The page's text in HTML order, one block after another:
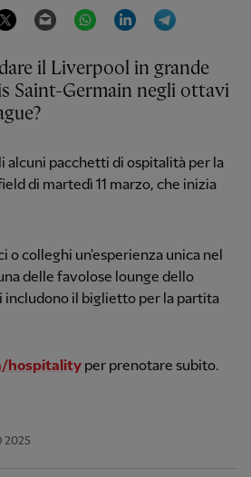
Twitter Email WhatsAppLinkedIn
il Liverpool in grande
Saint-Germain negli ottavi
alcuni pacchetti di ospitalità per la
di martedì 11 marzo, che inizia
o colleghi un'esperienza unica nel
delle favolose lounge dello
includono il biglietto per la partita
hospitality per prenotare subito.
2025